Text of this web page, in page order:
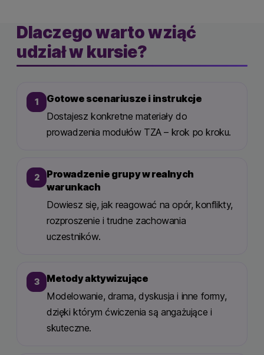
Dlaczego warto wziąć
udział w kursie?
1
Gotowe scenariusze i instrukcje
Dostajesz konkretne materiały do
prowadzenia modułów TZA – krok po kroku.
2
Prowadzenie grupy w realnych
warunkach
Dowiesz się, jak reagować na opór, konflikty,
rozproszenie i trudne zachowania
uczestników.
3
Metody aktywizujące
Modelowanie, drama, dyskusja i inne formy,
dzięki którym ćwiczenia są angażujące i
skuteczne.